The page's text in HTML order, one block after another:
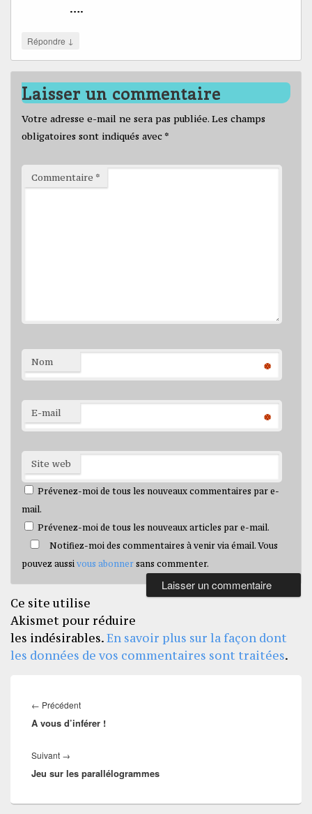
….
Répondre ↓
Laisser un commentaire
Votre adresse e-mail ne sera pas publiée. Les champs
obligatoires sont indiqués avec *
Commentaire *
Nom *
E-mail *
Site web
Prévenez-moi de tous les nouveaux commentaires par e-
mail.
Prévenez-moi de tous les nouveaux articles par e-mail.
Notifiez-moi des commentaires à venir via émail. Vous
pouvez aussi vous abonner sans commenter.
Ce site utilise
Akismet pour réduire
les indésirables.En savoir plus sur la façon dont
les données de vos commentaires sont traitées.
de
← PrécédentArticle
précédent :
A vous d’inférer !
Suivant →
suivant :
Jeu sur les parallélogrammes